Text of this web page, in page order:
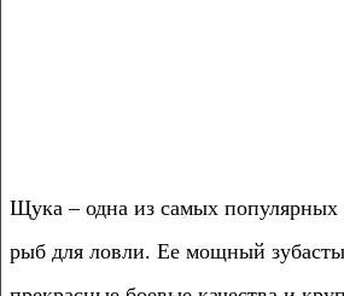
Щука – одна из самых популярных
рыб для ловли. Ее мощный